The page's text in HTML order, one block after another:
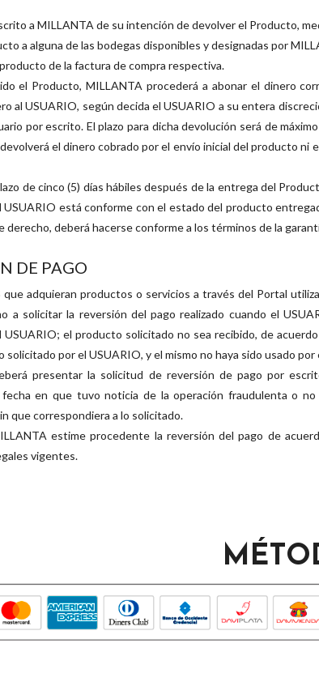
a MILLANTA de su intención de devolver el Producto,
a alguna de las bodegas disponibles y designadas por
de la factura de compra respectiva.
el Producto, MILLANTA procederá a abonar el dinero
al USUARIO, según decida el USUARIO a su entera
por escrito. El plazo para dicha devolución será de
el dinero cobrado por el envío inicial del producto
de cinco (5) días hábiles después de la entrega del
está conforme con el estado del producto
derecho, deberá hacerse conforme a los términos de la
DE PAGO
que adquieran productos o servicios a través del Portal
a solicitar la reversión del pago realizado cuando el
USUARIO; el producto solicitado no sea recibido, de
solicitado por el USUARIO, y el mismo no haya sido usado
presentar la solicitud de reversión de pago por
en que tuvo noticia de la operación fraudulenta o
que correspondiera a lo solicitado.
estime procedente la reversión del pago de
vigentes.